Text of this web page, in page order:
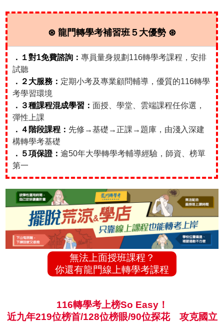
⊛ 龍門轉學考補習班５大優勢 ⊛
．１對1免費諮詢：專員量身規劃116轉學考課程，安排
試聽
．２大服務： 定期小考及專業顧問輔導，優質的116轉學
考學習環境
．３種課程混成學習：面授、學堂、雲端課程任你選，
彈性上課
．４階段課程： 先修→基礎→正課→題庫，由淺入深建
構轉學考基礎
．５項保證：逾50年大學轉學考輔導經驗，師資、榜單
第一
無法上面授班課程？
你還有龍門線上轉學考課程
116轉學考上榜So Easy！
近九年219位榜首/128位榜眼/90位探花 攻克國立